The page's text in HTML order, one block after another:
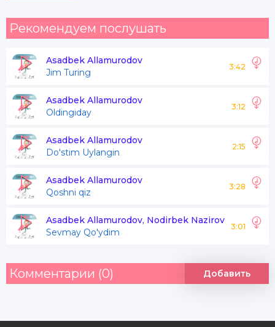
Qalbimni aylab poralar
Ishq uyida ovvoralar
Yondirdiyu yonmadim
Ishqingda izlab choralar
Qalbimni aylab poralar
Ishq uyida ovvoralar
Yondirdiyu yonmadim
Quloq tutsam gar ko'nglimga
Shu sabab men qirq yillar
Yolg'iz seni izladim
Рекомендуем послушать
Asadbek Allamurodov
Jim Turing
3:42
Asadbek Allamurodov
Oldingiday
3:12
Asadbek Allamurodov
Do'stim Uylangin
2:15
Asadbek Allamurodov
Qoshni qiz
3:28
Asadbek Allamurodov, Nodirbek Nazirov
Sevmay Qo'ydim
3:01
Комментарии (0) Добавить